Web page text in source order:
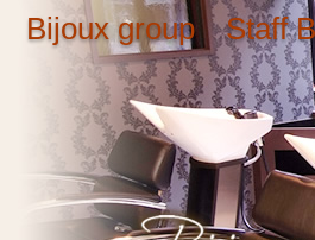
Bijoux group Staff